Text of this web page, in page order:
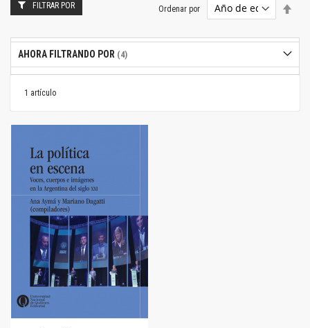
1 artículo
Ordenar por
FILTRAR POR
AHORA FILTRANDO POR